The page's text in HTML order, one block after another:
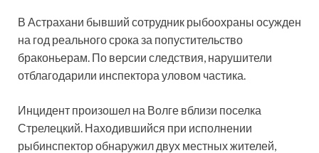
В Астрахани бывший сотрудник рыбоохраны осужден
на год реального срока за попустительство
браконьерам. По версии следствия, нарушители
отблагодарили инспектора уловом частика.
Инцидент произошел на Волге вблизи поселка
Стрелецкий. Находившийся при исполнении
рыбинспектор обнаружил двух местных жителей,